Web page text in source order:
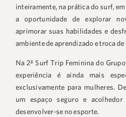
inteiramente, na prática do surf,
a oportunidade de explorar
aprimorar suas habilidades e
ambiente de aprendizado e troca
Na 2ª Surf Trip Feminina do
experiência é ainda mais
exclusivamente para mulheres.
um espaço seguro e
desenvolver-se no esporte.